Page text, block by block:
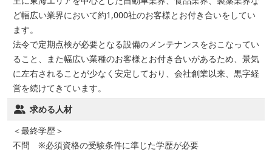
ど幅広い業界において約1,000社のお客様とお付き合いをしてい
ます。
法令で定期点検が必要となる設備のメンテナンスをおこなってい
ること、また幅広い業種のお客様とお付き合いがあるため、景気
に左右されることが少なく安定しており、会社創業以来、黒字経
営を続けてきています。
求める人材
＜最終学歴＞
不問 ※必須資格の受験条件に準じた学歴が必要